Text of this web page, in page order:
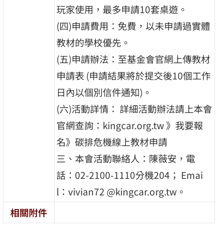
玩家使用，最多申請10套桌遊。
(四)申請費用：免費，以未申請過實體
教材的學校優先。
(五)申請辦法：至基金會官網上傳教材
申請表 (申請結果將於提交後10個工作
日內以個別信件通知)。
(六)活動詳情： 詳細活動辦法請上本會
官網查詢：kingcar.org.tw 》我要報
名》碳排危機線上教材申請
三、本會活動聯絡人：陳薇安，電
話：02-2100-1110分機204； Emai
l：vivian72 @kingcar.org.tw。
相關附件